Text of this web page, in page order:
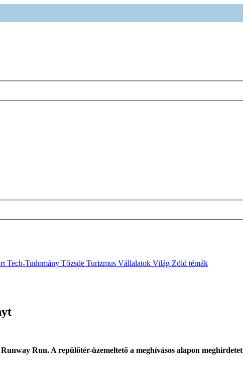
Tech-Tudomány Tőzsde Turizmus Vállalatok Világ Zöld témák
Run. A repülőtér-üzemeltető a meghívásos alapon